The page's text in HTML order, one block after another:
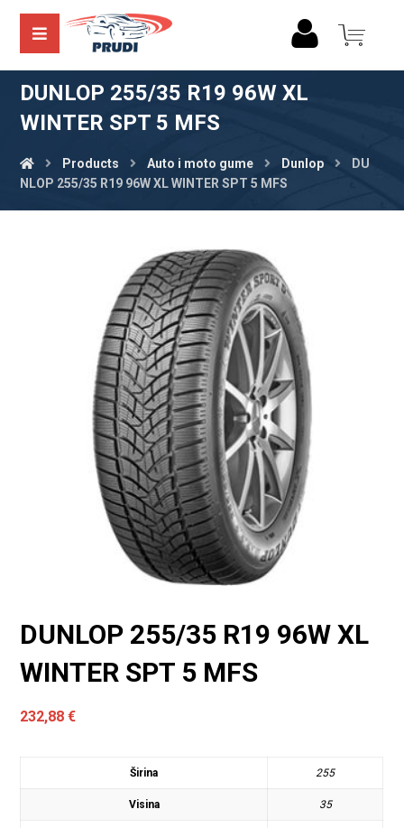
DUNLOP 255/35 R19 96W XL
WINTER SPT 5 MFS
Products Auto i moto gume Dunlop
DU
NLOP 255/35 R19 96W XL WINTER SPT 5 MFS
DUNLOP 255/35 R19 96W XL
WINTER SPT 5 MFS
232,88€
Širina 255
Visina 35